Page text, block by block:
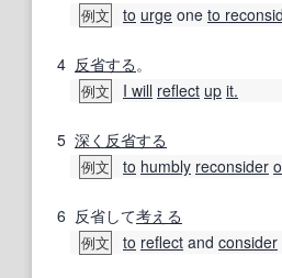
例文 to urge one to
4 反省する 。
例文 I will reflect up it.
5 深く 反省する
例文 to humbly reconsider
6 反省して考える
例文 to reflect and consider